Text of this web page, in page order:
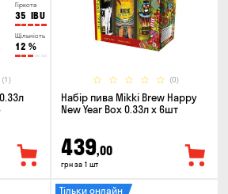
Гіркота
35 IBU
Щільність
12 %
(1) (0)
Набір пива Mikki Brew Happy
New Year Box 0.33л x 6шт
439,00
грн за 1 шт
Тільки онлайн